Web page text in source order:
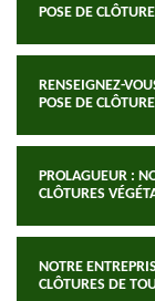
POSE DE
RENSEIGNEZ-
POSE DE
PROLAGUEUR :
CLÔTURES
NOTRE
CLÔTURES DE